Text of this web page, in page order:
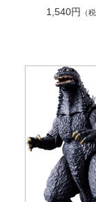
1,540円
（